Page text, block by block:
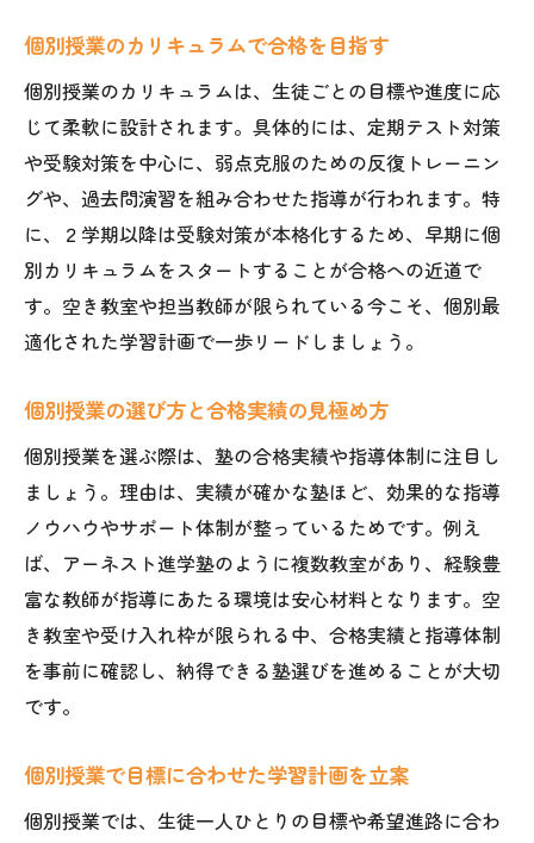
個別授業のカリキュラムで合格を目指す
個別授業のカリキュラムは、生徒ごとの目標や進度に応
じて柔軟に設計されます。具体的には、定期テスト対策
や受験対策を中心に、弱点克服のための反復トレーニン
グや、過去問演習を組み合わせた指導が行われます。特
に、２学期以降は受験対策が本格化するため、早期に個
別カリキュラムをスタートすることが合格への近道で
す。空き教室や担当教師が限られている今こそ、個別最
適化された学習計画で一歩リードしましょう。
個別授業の選び方と合格実績の見極め方
個別授業を選ぶ際は、塾の合格実績や指導体制に注目し
ましょう。理由は、実績が確かな塾ほど、効果的な指導
ノウハウやサポート体制が整っているためです。例え
ば、アーネスト進学塾のように複数教室があり、経験豊
富な教師が指導にあたる環境は安心材料となります。空
き教室や受け入れ枠が限られる中、合格実績と指導体制
を事前に確認し、納得できる塾選びを進めることが大切
です。
個別授業で目標に合わせた学習計画を立案
個別授業では、生徒一人ひとりの目標や希望進路に合わ